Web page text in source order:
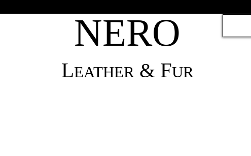
NERO
LEATHER& FUR